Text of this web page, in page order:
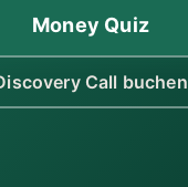
Money Quiz
Call buchen